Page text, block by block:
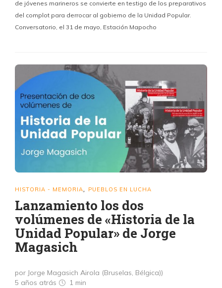
de jóvenes marineros se convierte en testigo de los preparativos
del complot para derrocar al gobierno de la Unidad Popular.
Conversatorio, el 31 de mayo, Estación Mapocho
HISTORIA - MEMORIA PUEBLOS EN LUCHA
Lanzamiento los dos
volúmenes de «Historia de la
Unidad Popular» de Jorge
Magasich
por Jorge Magasich Airola (Bruselas, Bélgica))
5 años atrás
1 min